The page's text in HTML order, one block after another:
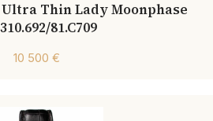
Thin Lady Moonphase
81.C709
10 500 €